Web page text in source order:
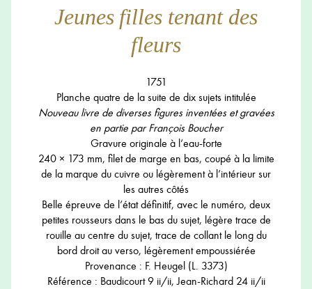
Jeunes filles tenant des
fleurs
1751
Planche quatre de la suite de dix sujets intitulée
Nouveau livre de diverses figures inventées et gravées
en partie par François Boucher
Gravure originale à l’eau-forte
240 × 173 mm, filet de marge en bas, coupé à la limite
de la marque du cuivre ou légèrement à l’intérieur sur
les autres côtés
Belle épreuve de l’état définitif, avec le numéro, deux
petites rousseurs dans le bas du sujet, légère trace de
rouille au centre du sujet, trace de collant le long du
bord droit au verso, légèrement empoussiérée
Provenance : F. Heugel (L. 3373)
Référence : Baudicourt 9 ii/ii, Jean-Richard 24 ii/ii